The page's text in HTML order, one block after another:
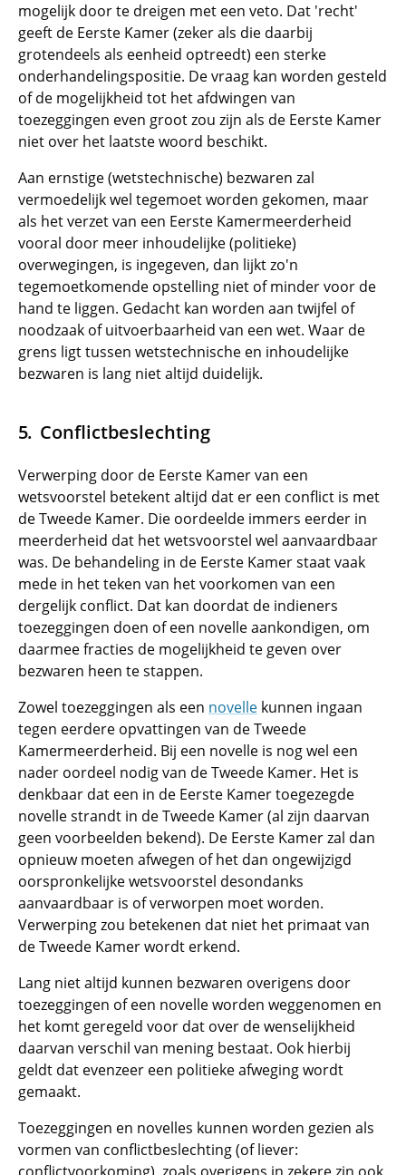
mogelijk door te dreigen met een veto. Dat 'recht'
geeft de Eerste Kamer (zeker als die daarbij
grotendeels als eenheid optreedt) een sterke
onderhandelingspositie. De vraag kan worden gesteld
of de mogelijkheid tot het afdwingen van
toezeggingen even groot zou zijn als de Eerste Kamer
niet over het laatste woord beschikt.
Aan ernstige (wetstechnische) bezwaren zal
vermoedelijk wel tegemoet worden gekomen, maar
als het verzet van een Eerste Kamermeerderheid
vooral door meer inhoudelijke (politieke)
overwegingen, is ingegeven, dan lijkt zo'n
tegemoetkomende opstelling niet of minder voor de
hand te liggen. Gedacht kan worden aan twijfel of
noodzaak of uitvoerbaarheid van een wet. Waar de
grens ligt tussen wetstechnische en inhoudelijke
bezwaren is lang niet altijd duidelijk.
Conflictbeslechting
Verwerping door de Eerste Kamer van een
wetsvoorstel betekent altijd dat er een conflict is met
de Tweede Kamer. Die oordeelde immers eerder in
meerderheid dat het wetsvoorstel wel aanvaardbaar
was. De behandeling in de Eerste Kamer staat vaak
mede in het teken van het voorkomen van een
dergelijk conflict. Dat kan doordat de indieners
toezeggingen doen of een novelle aankondigen, om
daarmee fracties de mogelijkheid te geven over
bezwaren heen te stappen.
Zowel toezeggingen als een novelle kunnen ingaan
tegen eerdere opvattingen van de Tweede
Kamermeerderheid. Bij een novelle is nog wel een
nader oordeel nodig van de Tweede Kamer. Het is
denkbaar dat een in de Eerste Kamer toegezegde
novelle strandt in de Tweede Kamer (al zijn daarvan
geen voorbeelden bekend). De Eerste Kamer zal dan
opnieuw moeten afwegen of het dan ongewijzigd
oorspronkelijke wetsvoorstel desondanks
aanvaardbaar is of verworpen moet worden.
Verwerping zou betekenen dat niet het primaat van
de Tweede Kamer wordt erkend.
Lang niet altijd kunnen bezwaren overigens door
toezeggingen of een novelle worden weggenomen en
het komt geregeld voor dat over de wenselijkheid
daarvan verschil van mening bestaat. Ook hierbij
geldt dat evenzeer een politieke afweging wordt
gemaakt.
Toezeggingen en novelles kunnen worden gezien als
vormen van conflictbeslechting (of liever: